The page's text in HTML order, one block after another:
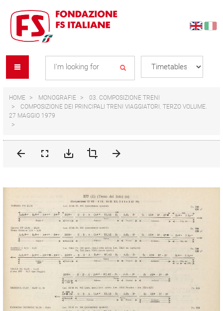
content
navigation
menu
HOME MONOGRAFIE
03. COMPOSIZIONE TRENI
COMPOSIZIONE DEI PRINCIPALI TRENI VIAGGIATORI. TERZO VOLUME.
27 MAGGIO 1979